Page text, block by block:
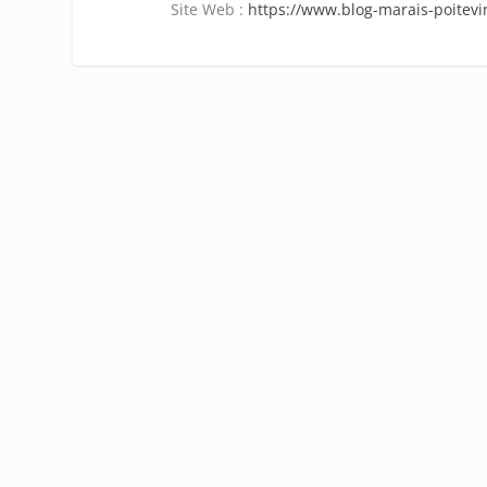
Site Web : https://www.blog-marais-